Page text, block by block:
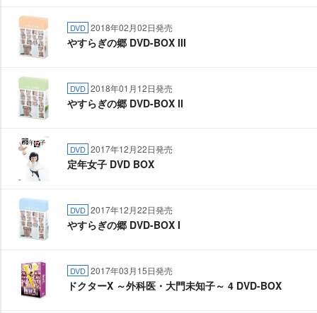
DVD 2018年02月02日発売
すらぎの郷 DVD-BOX III
DVD 2018年01月12日発売
すらぎの郷 DVD-BOX Ⅱ
DVD 2017年12月22日発売
定年女子 DVD BOX
DVD 2017年12月22日発売
すらぎの郷 DVD-BOX I
DVD 2017年03月15日発売
ドクターX ～外科医・大門未知子～ 4 DVD-BOX